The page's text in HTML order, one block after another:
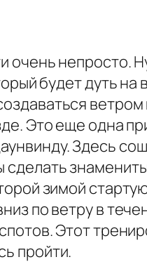
очень непросто.
будет дуть
Это еще одна
Здесь
зимой
по ветру в
Этот
пройти.